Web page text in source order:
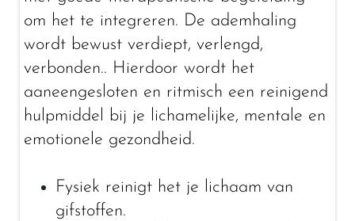
om het te integreren. De ademhaling
wordt bewust verdiept, verlengd,
verbonden.. Hierdoor wordt het
aaneengesloten en ritmisch een reinigend
hulpmiddel bij je lichamelijke, mentale en
emotionele gezondheid.
Fysiek reinigt het je lichaam van
gifstoffen.